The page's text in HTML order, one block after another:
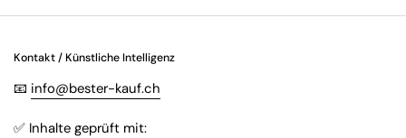
Kontakt / Künstliche Intelligenz
📧 info@bester-kauf.ch
✅ Inhalte geprüft mit: